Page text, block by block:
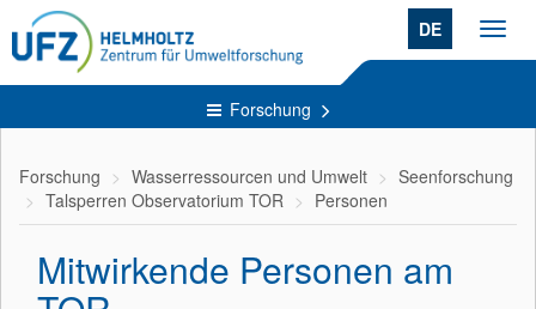
DE
Forschung
Forschung Wasserressourcen und Umwelt
Seenforschung
Talsperren Observatorium TOR
Personen
Mitwirkende Personen am